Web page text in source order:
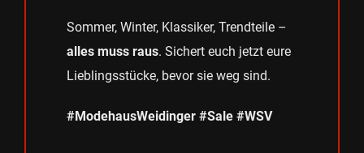
Sommer, Winter, Klassiker, Trendteile –
alles muss raus. Sichert euch jetzt eure
Lieblingsstücke, bevor sie weg sind.
#ModehausWeidinger #Sale #WSV